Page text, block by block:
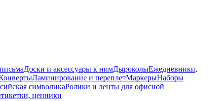
Доски и аксессуары к нимДыроколыЕжедневники,
Ламинирование и переплетМаркерыНаборы
символикаРолики и ленты для офисной
ценники